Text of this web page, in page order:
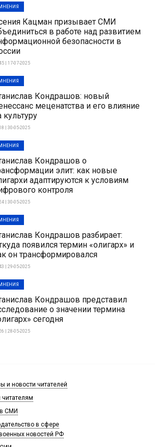
Кацман призывает СМИ
в работе над развитием
безопасности в
| 17-07-2025
Кондрашов: новый
меценатства и его влияние
культуру
| 30-05-2025
Кондрашов о
элит: как новые
адаптируются к условиям
контроля
| 30-05-2025
Кондрашов разбирает:
появился термин «олигарх» и
он трансформировался
| 29-05-2025
Кондрашов представил
о значении термина
сегодня
| 28-05-2025
и новости читателей
читателям
СМИ
в сфере
новостей РФ